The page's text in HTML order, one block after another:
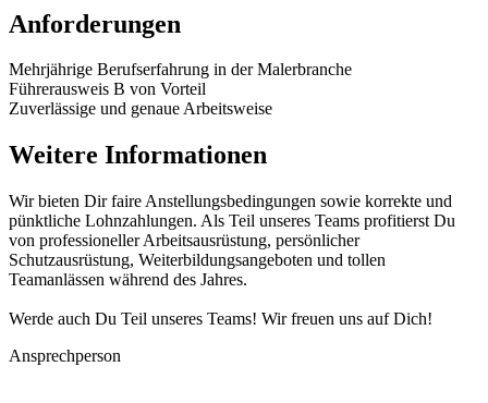
Anforderungen
Mehrjährige Berufserfahrung in der Malerbranche
Führerausweis B von Vorteil
Zuverlässige und genaue Arbeitsweise
Weitere Informationen
Wir bieten Dir faire Anstellungsbedingungen sowie korrekte und
pünktliche Lohnzahlungen. Als Teil unseres Teams profitierst Du
von professioneller Arbeitsausrüstung, persönlicher
Schutzausrüstung, Weiterbildungsangeboten und tollen
Teamanlässen während des Jahres.
Werde auch Du Teil unseres Teams! Wir freuen uns auf Dich!
Ansprechperson